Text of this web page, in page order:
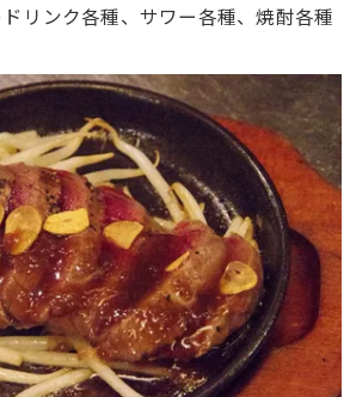
ドリンク各種、サワー各種、焼酎各種